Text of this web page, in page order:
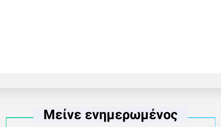
Μείνε ενημερωμένος